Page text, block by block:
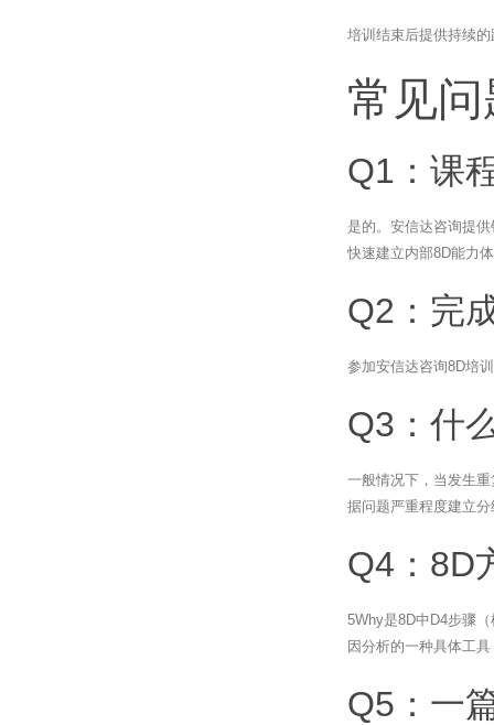
培训结束后提供持续
常见
Q1：课
是的。安信达咨询提
快速建立内部8D能力
Q2：完
参加安信达咨询8D培
Q3：什
一般情况下，当发生
据问题严重程度建立
Q4：8D
5Why是8D中D4步骤
因分析的一种具体工
Q5：一